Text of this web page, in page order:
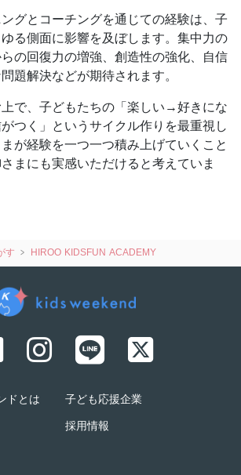
グとコーチングを通じての経験は、子
る側面に影響を及ぼします。集中力の
の回復力の増強、創造性の強化、自信
題解決などが期待されます。
で、子どもたちの「楽しい→好きにな
つく」というサイクル作りを最重視し
が経験を一つ一つ積み上げていくこと
まにも実感いただけると考えていま
す HIROO KIDSFUN ACADEMY
ドとは
子ども応援企業
採用情報